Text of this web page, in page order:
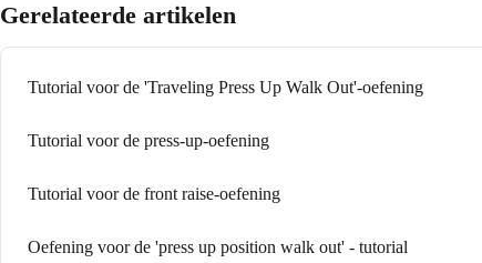
Gerelateerde artikelen
Tutorial voor de 'Traveling Press Up Walk Out'-oefening
Tutorial voor de press-up-oefening
Tutorial voor de front raise-oefening
Oefening voor de 'press up position walk out' - tutorial